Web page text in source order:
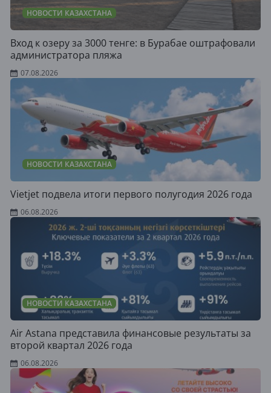
НОВОСТИ КАЗАХСТАНА
Вход к озеру за 3000 тенге: в Бурабае оштрафовали
администратора пляжа
07.08.2026
НОВОСТИ КАЗАХСТАНА
Vietjet подвела итоги первого полугодия 2026 года
06.08.2026
НОВОСТИ КАЗАХСТАНА
Air Astana представила финансовые результаты за
второй квартал 2026 года
06.08.2026